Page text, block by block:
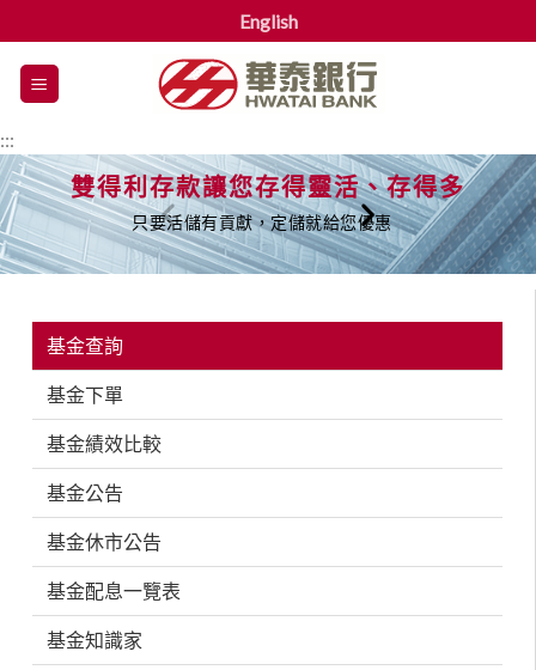
English
堡
:::
雙得利存款讓您存得靈活、存得多
只要活儲有貢獻，定儲就給您優惠
基金查詢
基金下單
基金績效比較
基金公告
基金休市公告
基金配息一覽表
基金知識家